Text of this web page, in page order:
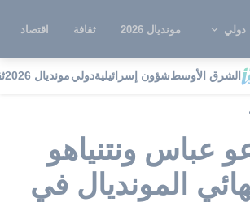
دولي مونديال 2026 ثقافة اقتصاد
الشرق الأوسطشؤون إسرائيليةدوليمونديال 2026
عباس ونتنياهو
المونديال في